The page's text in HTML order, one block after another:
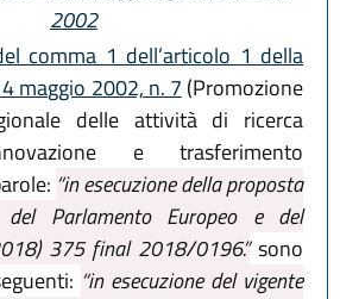
2002
comma 1 dell’articolo 1 della
maggio 2002, n. 7 (Promozione
delle attività di ricerca
e trasferimento
“in esecuzione della proposta
del Parlamento Europeo e del
375 final 2018/0196.”sono
“in esecuzione del vigente